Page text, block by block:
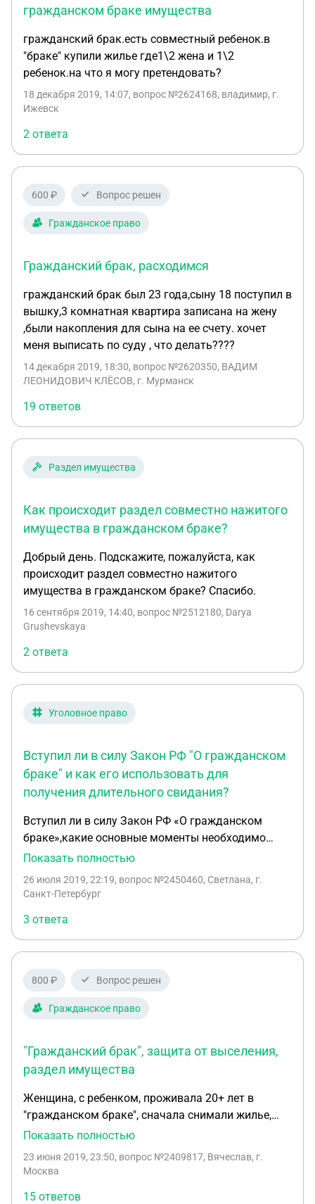
гражданском браке имущества
гражданский брак.есть совместный ребенок.в
"браке" купили жилье где1\2 жена и 1\2
ребенок.на что я могу претендовать?
18 декабря 2019, 14:07, вопрос №2624168, владимир, г.
Ижевск
2 ответа
600 ₽ Вопрос решен
Гражданское право
Гражданский брак, расходимся
гражданский брак был 23 года,сыну 18 поступил в
вышку,3 комнатная квартира записана на жену
,были накопления для сына на ее счету. хочет
меня выписать по суду , что делать????
14 декабря 2019, 18:30, вопрос №2620350, ВАДИМ
ЛЕОНИДОВИЧ КЛЁСОВ, г. Мурманск
19 ответов
Раздел имущества
Как происходит раздел совместно нажитого
имущества в гражданском браке?
Добрый день. Подскажите, пожалуйста, как
происходит раздел совместно нажитого
имущества в гражданском браке? Спасибо.
16 сентября 2019, 14:40, вопрос №2512180, Darya
Grushevskaya
2 ответа
Уголовное право
Вступил ли в силу Закон РФ "О гражданском
браке" и как его использовать для
получения длительного свидания?
Вступил ли в силу Закон РФ «О гражданском
браке»,какие основные моменты необходимо
знать,чтобы на основании данного закона
строго режима,без заключения брака в органах
Показать полностью
26 июля 2019, 22:19, вопрос №2450460, Светлана, г.
Санкт-Петербург
3 ответа
800 ₽ Вопрос решен
Гражданское право
"Гражданский брак", защита от выселения,
раздел имущества
Женщина, с ребенком, проживала 20+ лет в
"гражданском браке", сначала снимали жилье,
потом,в 2003 году, перед рождением ребенка, был
товариществе, с незарегистрированным
из СТ предыдущего участника и вступлением
Показать полностью
23 июня 2019, 23:50, вопрос №2409817, Вячеслав, г.
Москва
15 ответов